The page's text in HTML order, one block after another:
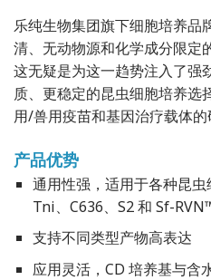
乐纯生物集团旗下细胞培养品
清、无动物源和化学成分限定
这无疑是为这一趋势注入了强
质、更稳定的昆虫细胞培养选
用/兽用疫苗和基因治疗载体的
产品优势
通用性强，适用于各种昆虫
Tni、C636、S2 和 Sf-
支持不同类型产物高表达
应用灵活，CD 培养基与含